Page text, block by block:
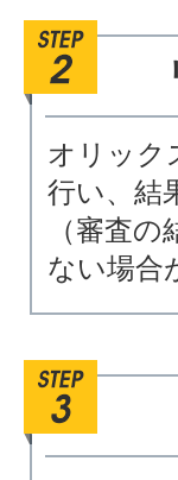
オリック
行い、結
（審査
ない場合